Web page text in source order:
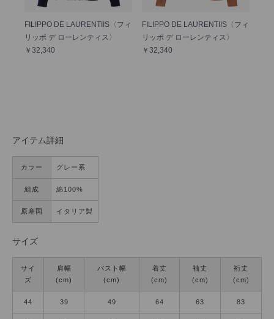
FILIPPO DE LAURENTIIS〈フィ
リッポ デ ローレンティス〉
￥32,340
FILIPPO DE LAURENTIIS〈フィ
リッポ デ ローレンティス〉
￥32,340
アイテム詳細
カラー グレー系
組成 綿100%
原産国 イタリア製
サイズ
サイ
ズ
肩幅
(cm)
バスト幅
(cm)
着丈
(cm)
袖丈
(cm)
裄丈
(cm)
44 39 49 64 63 83